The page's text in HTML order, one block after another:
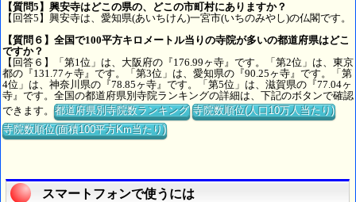
【質問5】興安寺はどこの県の、どこの市町村にありますか？
【回答5】興安寺は、愛知県(あいちけん)一宮市(いちのみやし)の仏閣です。
【質問６】全国で100平方キロメートル当りの寺院が多いの都道府県はどこ
ですか？
【回答６】「第1位」は、大阪府の『176.99ヶ寺』です。「第2位」は、東京
都の『131.77ヶ寺』です。「第3位」は、愛知県の『90.25ヶ寺』です。「第
4位」は、神奈川県の『78.85ヶ寺』です。「第5位」は、滋賀県の『77.04ヶ
寺』です。全国の都道府県別寺院ランキングの詳細は、下記のボタンで確認
できます。都道府県別寺院数ランキング 寺院数順位(人口10万人当たり)
寺院数順位(面積100平方Km当たり)
スマートフォンで使うには